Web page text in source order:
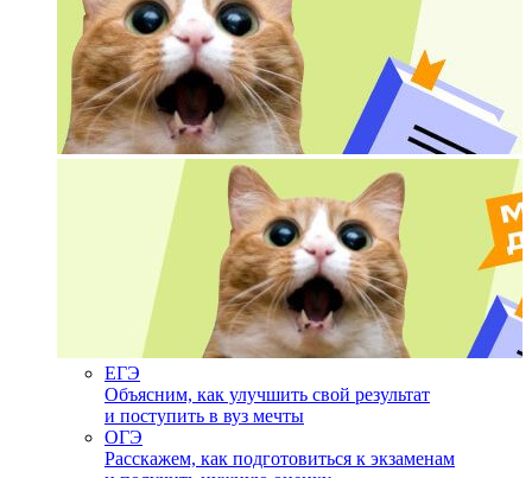
ЕГЭ
Объясним, как улучшить свой результат
и поступить в вуз мечты
ОГЭ
Расскажем, как подготовиться к экзаменам